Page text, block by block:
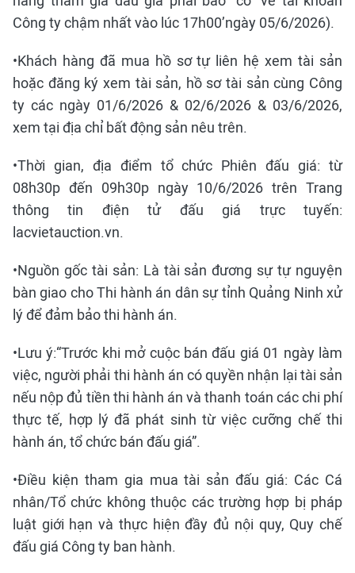
Công ty chậm nhất vào lúc 17h00’ngày 05/6/2026).
•Khách hàng đã mua hồ sơ tự liên hệ xem tài sản
hoặc đăng ký xem tài sản, hồ sơ tài sản cùng Công
ty các ngày 01/6/2026 & 02/6/2026 & 03/6/2026,
xem tại địa chỉ bất động sản nêu trên.
•Thời gian, địa điểm tổ chức Phiên đấu giá: từ
08h30p đến 09h30p ngày 10/6/2026 trên Trang
thông tin điện tử đấu giá trực tuyến:
lacvietauction.vn.
•Nguồn gốc tài sản: Là tài sản đương sự tự nguyện
bàn giao cho Thi hành án dân sự tỉnh Quảng Ninh xử
lý để đảm bảo thi hành án.
•Lưu ý:“Trước khi mở cuộc bán đấu giá 01 ngày làm
việc, người phải thi hành án có quyền nhận lại tài sản
nếu nộp đủ tiền thi hành án và thanh toán các chi phí
thực tế, hợp lý đã phát sinh từ việc cưỡng chế thi
hành án, tổ chức bán đấu giá”.
•Điều kiện tham gia mua tài sản đấu giá: Các Cá
nhân/Tổ chức không thuộc các trường hợp bị pháp
luật giới hạn và thực hiện đầy đủ nội quy, Quy chế
đấu giá Công ty ban hành.